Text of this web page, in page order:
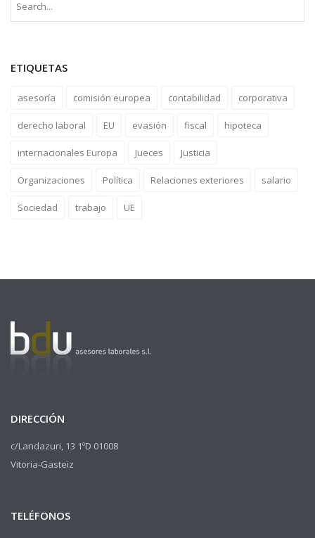
ETIQUETAS
asesoría comisión europea contabilidad corporativa
derecho laboral EU evasión fiscal hipoteca
internacionales Europa Jueces Justicia
Organizaciones Política Relaciones exteriores salario
Sociedad trabajo UE
DIRECCIÓN
c/Landazuri, 13 1ºD 01008
Vitoria-Gasteiz
TELÉFONOS